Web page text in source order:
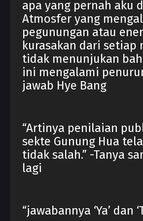
apa yang pernah aku
Atmosfer yang
pegunungan atau
kurasakan dari setiap
tidak menunjukan
ini mengalami
jawab Hye Bang
“Artinya penilaian
sekte Gunung Hua
tidak salah.” -Tanya
lagi
“jawabannya ‘Ya’ dan